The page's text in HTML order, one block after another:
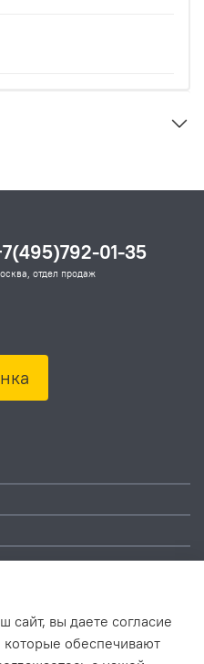
Адрес: Москва, ул.
01-35
отдел продаж
сайт, вы даете согласие
обеспечивают